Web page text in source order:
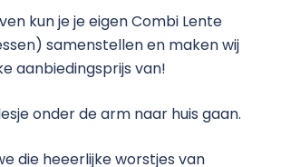
kun je je eigen Combi Lente
samenstellen en maken wij
aanbiedingsprijs van!
onder de arm naar huis gaan.
die heeerlijke worstjes van